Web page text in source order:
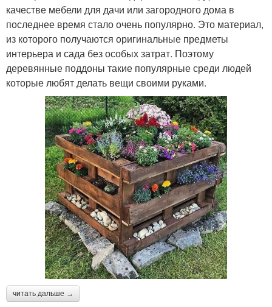
качестве мебели для дачи или загородного дома в
последнее время стало очень популярно. Это материал,
из которого получаются оригинальные предметы
интерьера и сада без особых затрат. Поэтому
деревянные поддоны такие популярные среди людей
которые любят делать вещи своими руками.
читать дальше →